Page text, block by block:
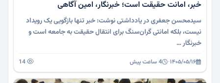
خبر، امانت حقیقت است؛ خبرنگار، امین آگاهی
سیدمحسن جعفری در یادداشتی نوشت: خبر تنها بازگویی یک رویداد
نیست، بلکه امانتی گران‌سنگ برای انتقال حقیقت به جامعه است و
خبرنگار …
۱۴۰۵/۰۵/۱۶· 4 ساعت پیش